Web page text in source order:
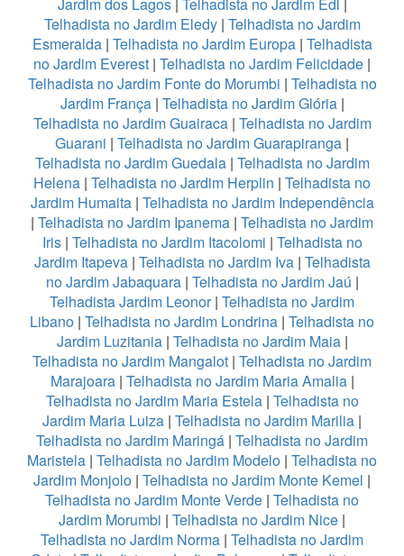
Telhadista no Jardim Eledy| Telhadista no Jardim
Esmeralda| Telhadista no Jardim Europa| Telhadista
no Jardim Everest | Telhadista no Jardim Felicidade |
Telhadista no Jardim Fonte do Morumbi | Telhadista no
Jardim França| Telhadista no Jardim Glória|
Telhadista no Jardim Guairaca| Telhadista no Jardim
Guarani | Telhadista no Jardim Guarapiranga |
Telhadista no Jardim Guedala| Telhadista no Jardim
Helena | Telhadista no Jardim Herplin | Telhadista no
Jardim Humaita| Telhadista no Jardim Independência
| Telhadista no Jardim Ipanema | Telhadista no Jardim
Iris| Telhadista no Jardim Itacolomi | Telhadista no
Jardim Itapeva| Telhadista no Jardim Iva| Telhadista
no Jardim Jabaquara| Telhadista no Jardim Jaú |
Telhadista Jardim Leonor| Telhadista no Jardim
Libano | Telhadista no Jardim Londrina | Telhadista no
Jardim Luzitania| Telhadista no Jardim Maia|
Telhadista no Jardim Mangalot | Telhadista no Jardim
Marajoara| Telhadista no Jardim Maria Amalia|
Telhadista no Jardim Maria Estela| Telhadista no
Jardim Maria Luiza | Telhadista no Jardim Marilia |
Telhadista no Jardim Maringá | Telhadista no Jardim
Maristela | Telhadista no Jardim Modelo | Telhadista no
Jardim Monjolo | Telhadista no Jardim Monte Kemel |
Telhadista no Jardim Monte Verde | Telhadista no
Jardim Morumbi | Telhadista no Jardim Nice |
Telhadista no Jardim Norma | Telhadista no Jardim